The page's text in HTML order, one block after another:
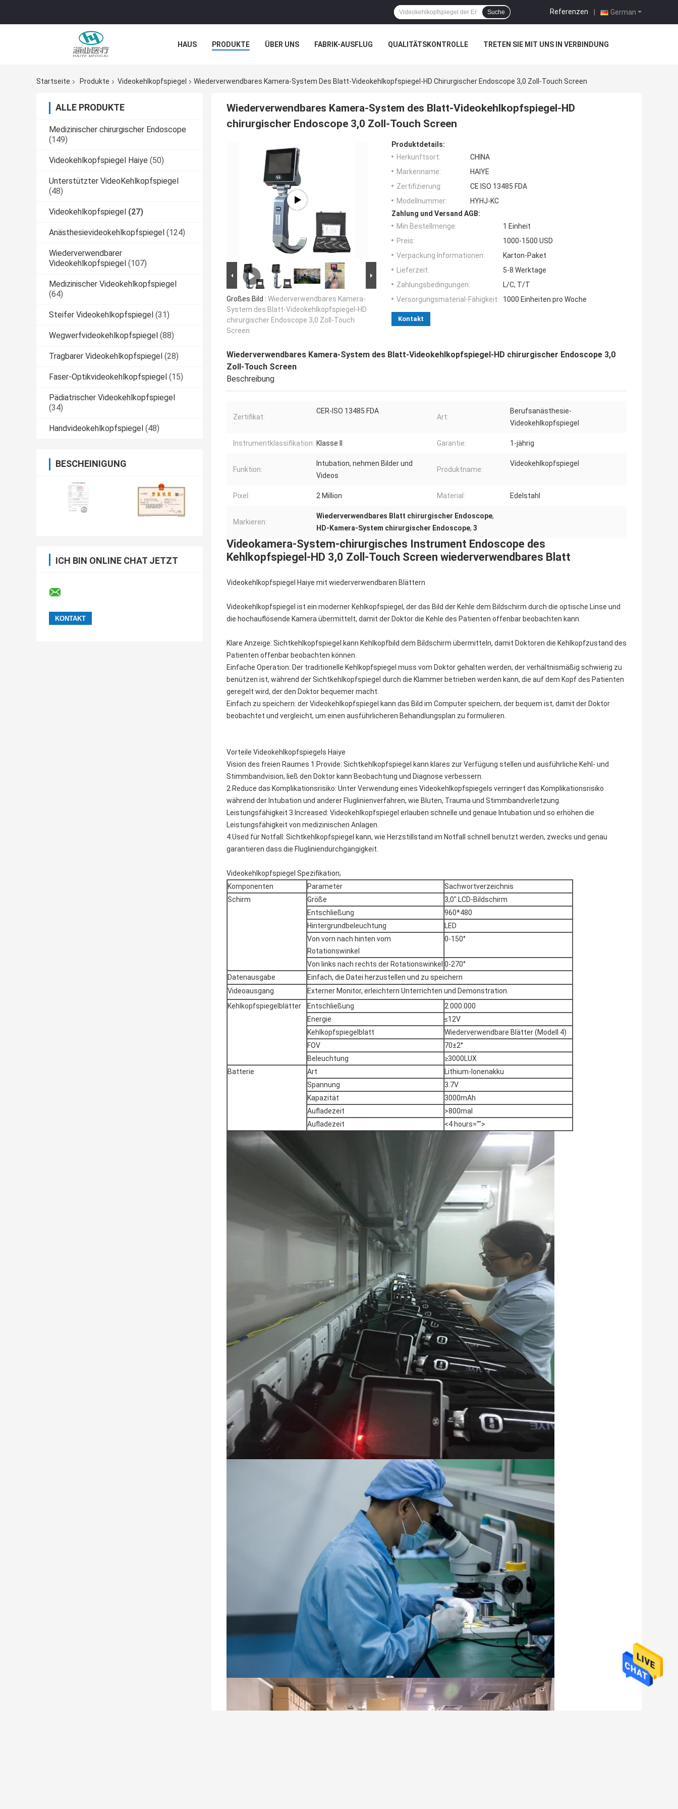
German
Referenzen |
Suche
HAUS PRODUKTE ÜBER UNS FABRIK-AUSFLUG QUALITÄTSKONTROLLE TRETEN SIE MIT UNS IN VERBINDUNG
Startseite
Produkte Videokehlkopfspiegel Wiederverwendbares Kamera-System Des Blatt-Videokehlkopfspiegel-HD Chirurgischer Endoscope 3,0 Zoll-Touch Screen
ALLE PRODUKTE
Medizinischer chirurgischer Endoscope
(149)
Videokehlkopfspiegel Haiye (50)
Unterstützter VideoKehlkopfspiegel
(48)
Videokehlkopfspiegel (27)
Anästhesievideokehlkopfspiegel (124)
Wiederverwendbarer
Videokehlkopfspiegel (107)
Medizinischer Videokehlkopfspiegel
(64)
Steifer Videokehlkopfspiegel (31)
Wegwerfvideokehlkopfspiegel (88)
Tragbarer Videokehlkopfspiegel (28)
Faser-Optikvideokehlkopfspiegel (15)
Pädiatrischer Videokehlkopfspiegel
(34)
Handvideokehlkopfspiegel (48)
BESCHEINIGUNG
ICH BIN ONLINE CHAT JETZT
Wiederverwendbares Kamera-System des Blatt-Videokehlkopfspiegel-HD
chirurgischer Endoscope 3,0 Zoll-Touch Screen
Großes Bild : Wiederverwendbares Kamera-
System des Blatt-Videokehlkopfspiegel-HD
chirurgischer Endoscope 3,0 Zoll-Touch
Screen
Produktdetails:
Herkunftsort:
CHINA
Markenname:
HAIYE
Zertifizierung:
CE ISO 13485 FDA
Modellnummer:
HYHJ-KC
Zahlung und Versand AGB:
Min Bestellmenge:
1 Einheit
Preis:
1000-1500 USD
Verpackung Informationen:
Karton-Paket
Lieferzeit:
5-8 Werktage
Zahlungsbedingungen:
L/C, T/T
Versorgungsmaterial-Fähigkeit:
1000 Einheiten pro Woche
Kontakt
Wiederverwendbares Kamera-System des Blatt-Videokehlkopfspiegel-HD chirurgischer Endoscope 3,0
Zoll-Touch Screen
Beschreibung
Zertifikat:
CER-ISO 13485 FDA
Art:
Berufsanästhesie-
Videokehlkopfspiegel
Instrumentklassifikation: Klasse II Garantie: 1-jährig
Funktion:
Intubation, nehmen Bilder und
Videos
Produktname:
Videokehlkopfspiegel
Pixel: 2 Million Material: Edelstahl
Markieren:
Wiederverwendbares Blatt chirurgischer Endoscope,
HD-Kamera-System chirurgischer Endoscope, 3
Videokamera-System-chirurgisches Instrument Endoscope des
Kehlkopfspiegel-HD 3,0 Zoll-Touch Screen wiederverwendbares Blatt
Videokehlkopfspiegel Haiye mit wiederverwendbaren Blättern
Videokehlkopfspiegel ist ein moderner Kehlkopfspiegel, der das Bild der Kehle dem Bildschirm durch die optische Linse und
die hochauflösende Kamera übermittelt, damit der Doktor die Kehle des Patienten offenbar beobachten kann.
Klare Anzeige: Sichtkehlkopfspiegel kann Kehlkopfbild dem Bildschirm übermitteln, damit Doktoren die Kehlkopfzustand des
Patienten offenbar beobachten können.
Einfache Operation: Der traditionelle Kehlkopfspiegel muss vom Doktor gehalten werden, der verhältnismäßig schwierig zu
benützen ist, während der Sichtkehlkopfspiegel durch die Klammer betrieben werden kann, die auf dem Kopf des Patienten
geregelt wird, der den Doktor bequemer macht.
Einfach zu speichern: der Videokehlkopfspiegel kann das Bild im Computer speichern, der bequem ist, damit der Doktor
beobachtet und vergleicht, um einen ausführlicheren Behandlungsplan zu formulieren.
Vorteile Videokehlkopfspiegels Haiye
Vision des freien Raumes 1.Provide: Sichtkehlkopfspiegel kann klares zur Verfügung stellen und ausführliche Kehl- und
Stimmbandvision, ließ den Doktor kann Beobachtung und Diagnose verbessern.
2.Reduce das Komplikationsrisiko: Unter Verwendung eines Videokehlkopfspiegels verringert das Komplikationsrisiko
während der Intubation und anderer Fluglinienverfahren, wie Bluten, Trauma und Stimmbandverletzung.
Leistungsfähigkeit 3.Increased: Videokehlkopfspiegel erlauben schnelle und genaue Intubation und so erhöhen die
Leistungsfähigkeit von medizinischen Anlagen.
4.Used für Notfall: Sichtkehlkopfspiegel kann, wie Herzstillstand im Notfall schnell benutzt werden, zwecks und genau
garantieren dass die Flugliniendurchgängigkeit.
Videokehlkopfspiegel Spezifikation;
Komponenten
Parameter
Sachwortverzeichnis
Schirm
Größe
3,0" LCD-Bildschirm
Entschließung
960*480
Hintergrundbeleuchtung
LED
Von vorn nach hinten vom
Rotationswinkel
0-150°
Von links nach rechts der Rotationswinkel 0-270°
Datenausgabe
Einfach, die Datei herzustellen und zu speichern
Videoausgang
Externer Monitor, erleichtern Unterrichten und Demonstration.
Kehlkopfspiegelblätter
Entschließung
2.000.000
Energie
≤12V
Kehlkopfspiegelblatt
Wiederverwendbare Blätter (Modell 4)
FOV
70±2°
Beleuchtung
≥3000LUX
Batterie
Art
Lithium-Ionenakku
Spannung
3.7V
Kapazität
3000mAh
Aufladezeit
>800mal
Aufladezeit
<4 hours="">